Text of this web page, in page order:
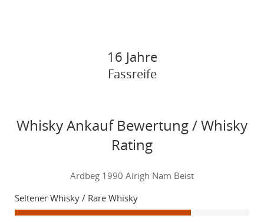
16 Jahre
Fassreife
Whisky Ankauf Bewertung / Whisky
Rating
Ardbeg 1990 Airigh Nam Beist
Seltener Whisky / Rare Whisky